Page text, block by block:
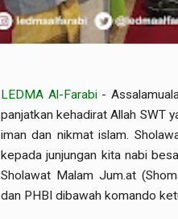
LEDMA Al-Farabi-
panjatkan kehadirat Allah SWT
iman dan nikmat islam.
kepada junjungan kita nabi
Sholawat Malam Jum.at
dan PHBI dibawah komando